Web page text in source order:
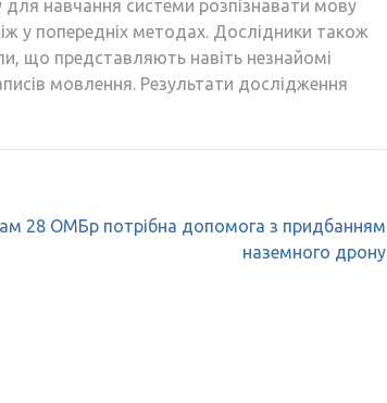
навчання системи розпізнавати мову
у попередніх методах. Дослідники також
що представляють навіть незнайомі
мовлення. Результати дослідження
28 ОМБр потрібна допомога з придбанням
наземного дрону